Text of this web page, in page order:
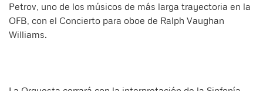
Petrov, uno de los músicos de más larga trayectoria en la
OFB, con el Concierto para oboe de Ralph Vaughan
Williams.